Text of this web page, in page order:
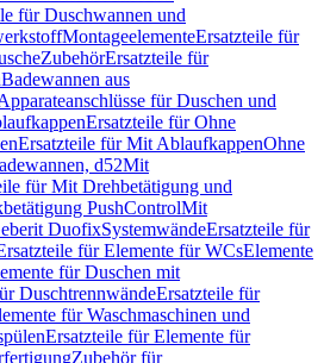
für Duschwannen und
MontageelementeErsatzteile für
ZubehörErsatzteile für
Badewannen aus
für Duschen und
Ersatzteile für Ohne
Ersatzteile für Mit AblaufkappenOhne
d52Mit
für Mit Drehbetätigung und
PushControlMit
DuofixSystemwändeErsatzteile für
für Elemente für WCsElemente
für Duschen mit
DuschtrennwändeErsatzteile für
für Waschmaschinen und
Ersatzteile für Elemente für
Zubehör für